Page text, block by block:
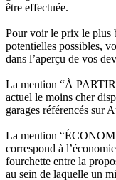
être effectuée.
Pour voir le prix le plus
potentielles possibles,
dans l’aperçu de vos
La mention “À
actuel le moins cher
garages référencés sur
La mention
correspond à
fourchette entre la
au sein de laquelle un